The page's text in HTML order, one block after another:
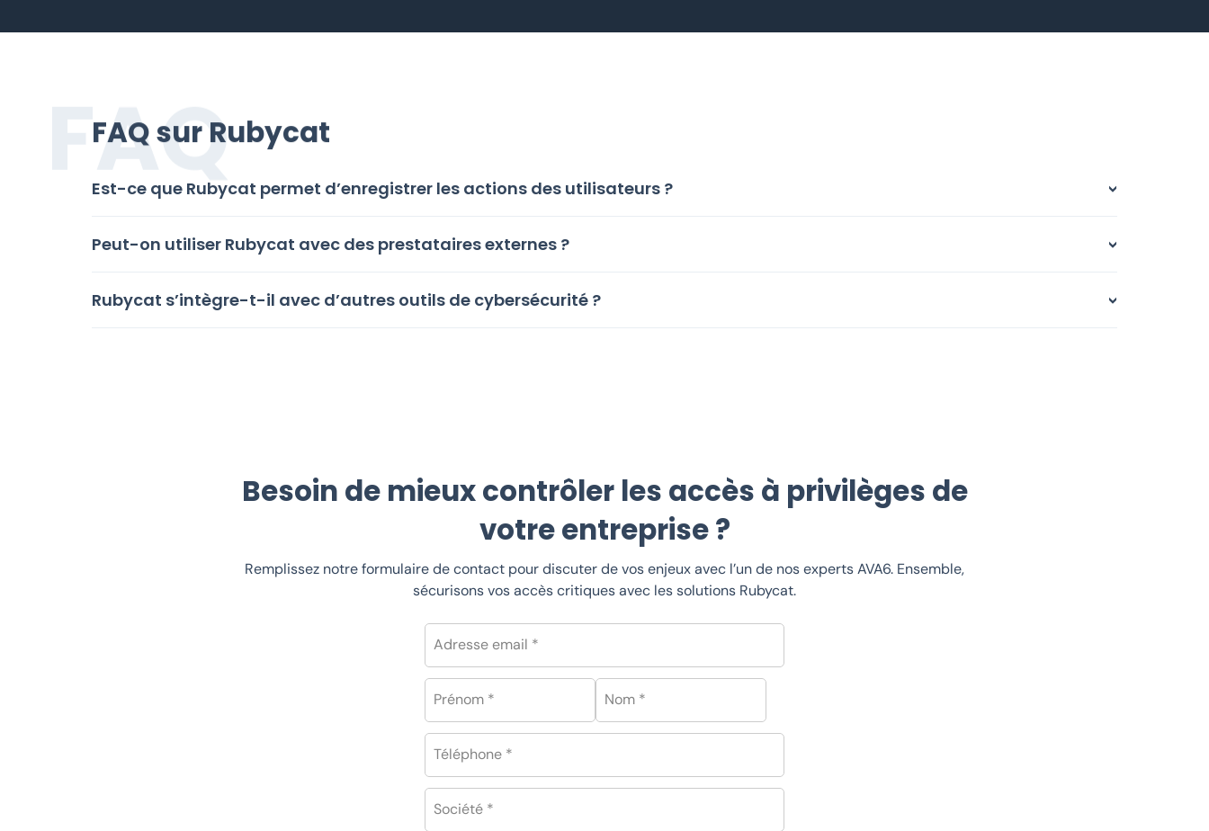
FAQ
FAQ sur Rubycat
Est-ce que Rubycat permet d’enregistrer les actions des utilisateurs ?
Peut-on utiliser Rubycat avec des prestataires externes ?
Rubycat s’intègre-t-il avec d’autres outils de cybersécurité ?
Besoin de mieux contrôler les accès à privilèges de
votre entreprise ?
Remplissez notre formulaire de contact pour discuter de vos enjeux avec l’un de nos experts AVA6. Ensemble,
sécurisons vos accès critiques avec les solutions Rubycat.
Adresse email *
Prénom * Nom *
Téléphone *
Société *